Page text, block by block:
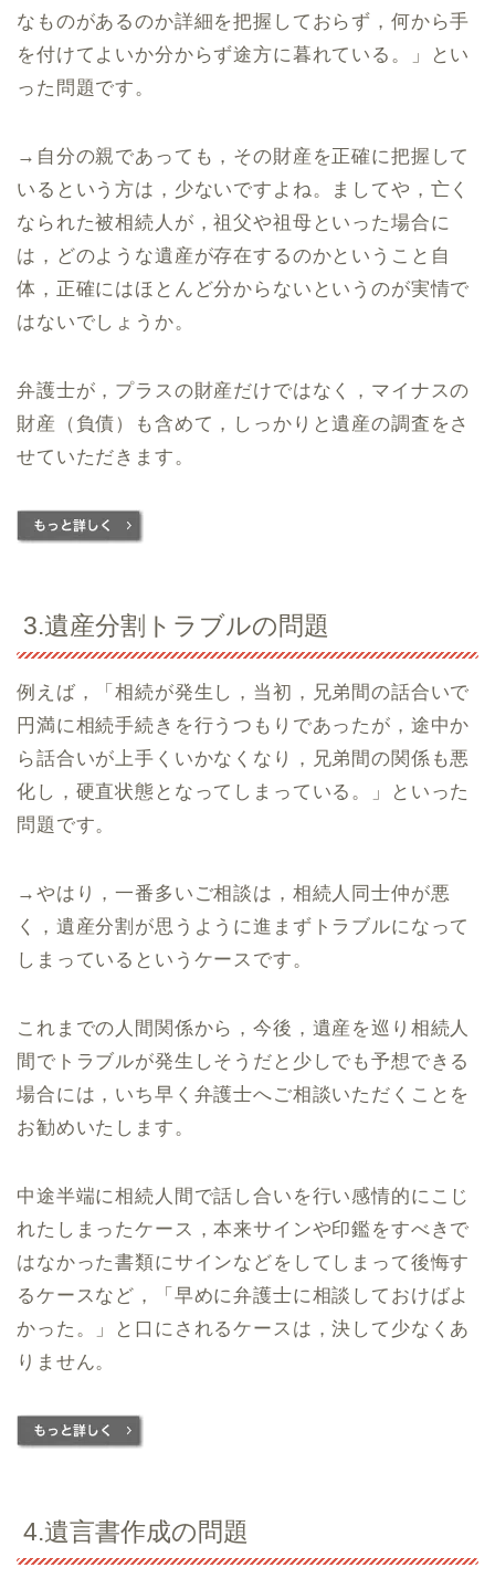
なものがあるのか詳細を把握しておらず，何から手
を付けてよいか分からず途方に暮れている。」とい
った問題です。
→自分の親であっても，その財産を正確に把握して
いるという方は，少ないですよね。ましてや，亡く
なられた被相続人が，祖父や祖母といった場合に
は，どのような遺産が存在するのかということ自
体，正確にはほとんど分からないというのが実情で
はないでしょうか。
弁護士が，プラスの財産だけではなく，マイナスの
財産（負債）も含めて，しっかりと遺産の調査をさ
せていただきます。
3.遺産分割トラブルの問題
例えば，「相続が発生し，当初，兄弟間の話合いで
円満に相続手続きを行うつもりであったが，途中か
ら話合いが上手くいかなくなり，兄弟間の関係も悪
化し，硬直状態となってしまっている。」といった
問題です。
→やはり，一番多いご相談は，相続人同士仲が悪
く，遺産分割が思うように進まずトラブルになって
しまっているというケースです。
これまでの人間関係から，今後，遺産を巡り相続人
間でトラブルが発生しそうだと少しでも予想できる
場合には，いち早く弁護士へご相談いただくことを
お勧めいたします。
中途半端に相続人間で話し合いを行い感情的にこじ
れたしまったケース，本来サインや印鑑をすべきで
はなかった書類にサインなどをしてしまって後悔す
るケースなど，「早めに弁護士に相談しておけばよ
かった。」と口にされるケースは，決して少なくあ
りません。
4.遺言書作成の問題